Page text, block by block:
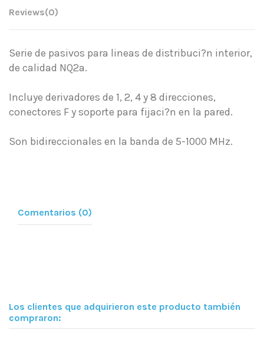
Reviews(0)
Serie de pasivos para lineas de distribuci?n interior,
de calidad NQ2a.
Incluye derivadores de 1, 2, 4 y 8 direcciones,
conectores F y soporte para fijaci?n en la pared.
Son bidireccionales en la banda de 5-1000 MHz.
Comentarios (0)
Los clientes que adquirieron este producto también
compraron: